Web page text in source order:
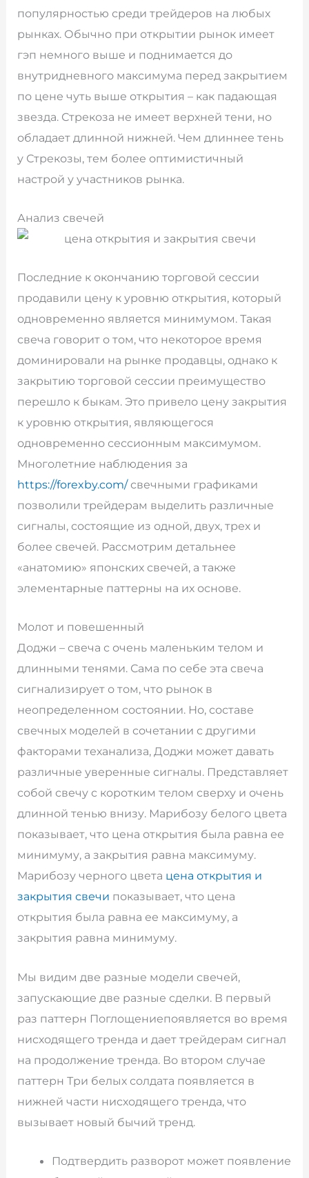
популярностью среди трейдеров на любых
рынках. Обычно при открытии рынок имеет
гэп немного выше и поднимается до
внутридневного максимума перед закрытием
по цене чуть выше открытия – как падающая
звезда. Стрекоза не имеет верхней тени, но
обладает длинной нижней. Чем длиннее тень
у Стрекозы, тем более оптимистичный
настрой у участников рынка.
Анализ свечей
Последние к окончанию торговой сессии
продавили цену к уровню открытия, который
одновременно является минимумом. Такая
свеча говорит о том, что некоторое время
доминировали на рынке продавцы, однако к
закрытию торговой сессии преимущество
перешло к быкам. Это привело цену закрытия
к уровню открытия, являющегося
одновременно сессионным максимумом.
Многолетние наблюдения за
https://forexby.com/свечными графиками
позволили трейдерам выделить различные
сигналы, состоящие из одной, двух, трех и
более свечей. Рассмотрим детальнее
«анатомию» японских свечей, а также
элементарные паттерны на их основе.
Молот и повешенный
Доджи – свеча с очень маленьким телом и
длинными тенями. Сама по себе эта свеча
сигнализирует о том, что рынок в
неопределенном состоянии. Но, составе
свечных моделей в сочетании с другими
факторами теханализа, Доджи может давать
различные уверенные сигналы. Представляет
собой свечу с коротким телом сверху и очень
длинной тенью внизу. Марибозу белого цвета
показывает, что цена открытия была равна ее
минимуму, а закрытия равна максимуму.
Марибозу черного цвета цена открытия и
закрытия свечи показывает, что цена
открытия была равна ее максимуму, а
закрытия равна минимуму.
Мы видим две разные модели свечей,
запускающие две разные сделки. В первый
раз паттерн Поглощениепоявляется во время
нисходящего тренда и дает трейдерам сигнал
на продолжение тренда. Во втором случае
паттерн Три белых солдата появляется в
нижней части нисходящего тренда, что
вызывает новый бычий тренд.
Подтвердить разворот может появление